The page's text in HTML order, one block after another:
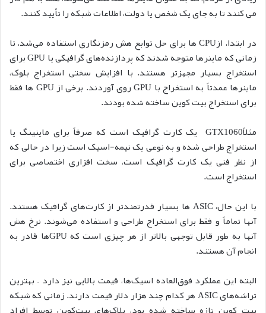
می کنند تا به جای یک شخص یا دولت، اطلاعات شبکه را تأیید کنند.
در ابتدا، ازCPU ها برای حل توابع هش رمزنگاری استفاده می‌شد، تا
زمانی که ماینرها متوجه شدند که پردازنده‌های گرافیکی یا GPU برای
استخراج بسیار مجهزتر هستند. با افزایش سختی استخراج بلوک،
ماینرها عمدتاً به استخراج با GPU روی آوردند. برخی از GPU ها فقط
برای استخراج بیت کوین ساخته شده بودند.
مثلاًGTX1060 یک کارت گرافیک است که صرفاً برای ماینینگ یا
استخراج طراحی شده و به نوعی یک نیمه-اسیک است زیرا در حالی که
از نظر فنی یک کارت گرافیک است، سخت افزاری اختصاصی برای
استخراج است.
با این حال، ASIC ها بسیار قدرتمندتر از کارت‌های گرافیک هستند.
آنها تماماً و فقط برای استخراج طراحی و استفاده می‌شوند. نرخ هش
آنها به طور قابل توجهی بالاتر از هر چیزی است که GPUها قادر به
انجام آن هستند.
البته این عملکرد فوق‌العاده اسیک‌ها، قیمت بالایی نیز دارد – بهترین
تراشه‌های ASIC هر کدام چند هزار دلار قیمت دارند. زمانی که شبکه